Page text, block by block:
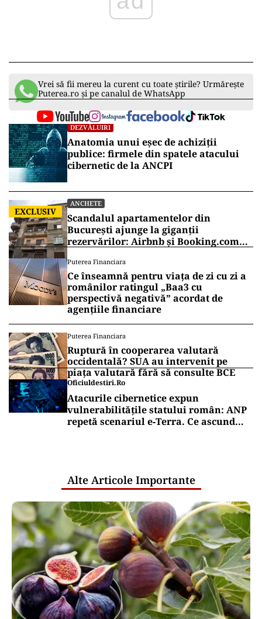
Vrei să fii mereu la curent cu toate știrile? Urmărește
Puterea.ro și pe canalul de WhatsApp
DEZVĂLUIRI
Anatomia unui eșec de achiziții
publice: firmele din spatele atacului
cibernetic de la ANCPI
EXCLUSIV
ANCHETE
Scandalul apartamentelor din
București ajunge la giganții
rezervărilor: Airbnb și Booking.com
Puterea Financiara
Ce înseamnă pentru viața de zi cu zi a
românilor ratingul „Baa3 cu
perspectivă negativă” acordat de
agențiile financiare
Puterea Financiara
Ruptură în cooperarea valutară
occidentală? SUA au intervenit pe
piața valutară fără să consulte BCE
Oficiuldestiri.ro
Atacurile cibernetice expun
vulnerabilitățile statului român: ANP
repetă scenariul e‑Terra. Ce ascund
Alte Articole Importante